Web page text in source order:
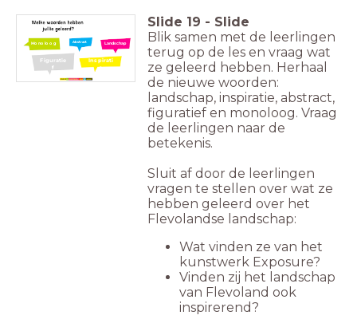
Landschap
Figuratie
f
Inspirati
e
Abstract
Monoloog
Slide 19 - Slide
Blik samen met de leerlingen
terug op de les en vraag wat
ze geleerd hebben. Herhaal
de nieuwe woorden:
landschap, inspiratie, abstract,
figuratief en monoloog. Vraag
de leerlingen naar de
betekenis.
Sluit af door de leerlingen
vragen te stellen over wat ze
hebben geleerd over het
Flevolandse landschap:
Wat vinden ze van het
kunstwerk Exposure?
Vinden zij het landschap
van Flevoland ook
inspirerend?